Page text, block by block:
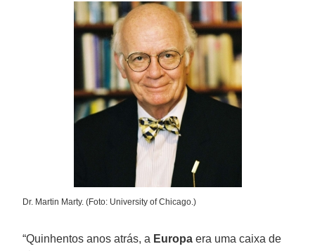
Dr. Martin Marty. (Foto: University of Chicago.)
“Quinhentos anos atrás, a Europa era uma caixa de